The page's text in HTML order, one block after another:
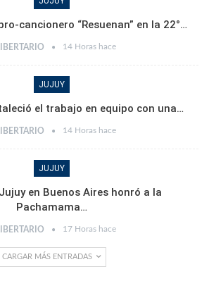
cancionero “Resuenan” en la 22°…
14 Horas hace
JUJUY
el trabajo en equipo con una…
14 Horas hace
JUJUY
en Buenos Aires honró a la
Pachamama…
17 Horas hace
CARGAR MÁS ENTRADAS